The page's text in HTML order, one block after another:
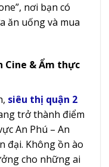
nơi bạn có
ăn uống và mua
Cine & Ẩm thực
siêu thị quận 2
trở thành điểm
An Phú – An
đại. Không ồn ào
cho những ai